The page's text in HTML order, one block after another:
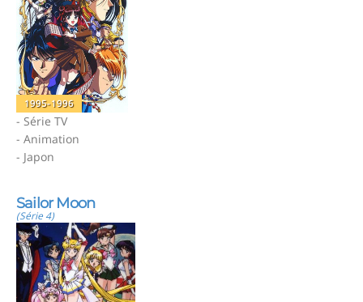
1995-1996
- Série TV
- Animation
- Japon
Sailor Moon
(Série 4)